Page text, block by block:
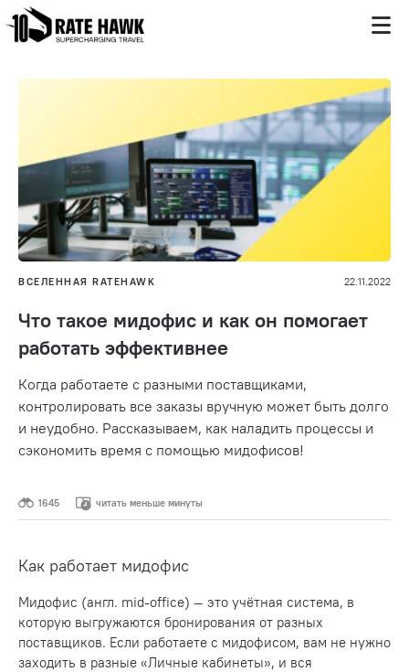
ВСЕЛЕННАЯ RATEHAWK 22.11.2022
Что такое мидофис и как он помогает
работать эффективнее
Когда работаете с разными поставщиками,
контролировать все заказы вручную может быть долго
и неудобно. Рассказываем, как наладить процессы и
сэкономить время с помощью мидофисов!
1645 читать меньше минуты
Как работает мидофис
Мидофис (англ. mid-office) — это учётная система, в
которую выгружаются бронирования от разных
поставщиков. Если работаете с мидофисом, вам не нужно
заходить в разные «Личные кабинеты», и вся